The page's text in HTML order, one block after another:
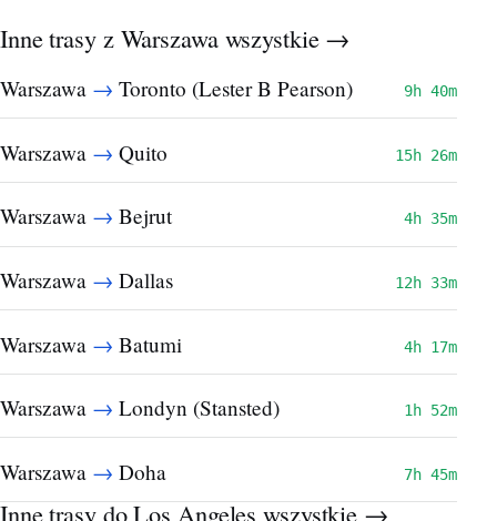
Inne trasy z Warszawa wszystkie →
Warszawa → Toronto (Lester B Pearson) 9h 40m
Warszawa → Quito 15h 26m
Warszawa → Bejrut 4h 35m
Warszawa → Dallas 12h 33m
Warszawa → Batumi 4h 17m
Warszawa → Londyn (Stansted) 1h 52m
Warszawa → Doha 7h 45m
Inne trasy do Los Angeleswszystkie →